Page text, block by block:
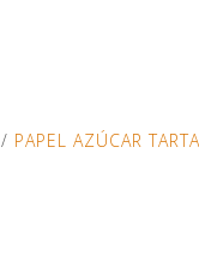
/ PAPEL AZÚCAR